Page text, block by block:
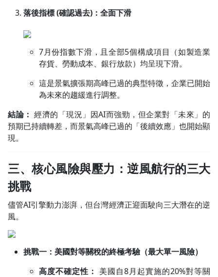
落後指標 (確認過去)：全面下滑
7月份指數下滑，且全部5個構成項目（如製造業
存貨、勞動成本、銀行放款）均呈現下滑。
這是景氣擴張期高峰已過的典型特徵，企業已開始
為未來的趨緩進行調整。
結論： 經濟的「現況」因AI而強勁，但企業對「未來」的
預期已持續轉差，而景氣高峰已過的「後續效應」也開始顯
現。
三、核心風險與壓力：逆風航行的三大
挑戰
儘管AI引擎動力澎湃，但台灣經濟正迎面駛向三大潛在的逆
風。
挑戰一：美國對等關稅的終極考驗（最大單一風險）
高度不確定性： 美國自8月起實施的20%對等關